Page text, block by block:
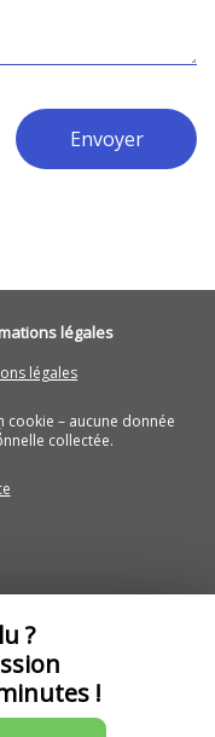
Envoyer
légales
légales
cookie – aucune donnée
collectée.
?
!